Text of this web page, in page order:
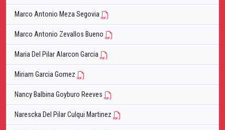
Marco Antonio Meza Segovia
Marco Antonio Zevallos Bueno
Maria Del Pilar Alarcon Garcia
Miriam Garcia Gomez
Nancy Balbina Goyburo Reeves
Narescka Del Pilar Culqui Martinez